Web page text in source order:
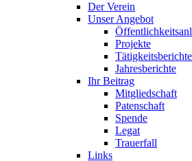
Der Verein
Unser Angebot
Projekte
Jahresberichte
Ihr Beitrag
Mitgliedschaft
Patenschaft
Spende
Legat
Trauerfall
Links